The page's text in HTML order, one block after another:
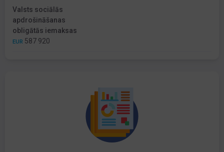
Valsts sociālās
apdrošināšanas
obligātās iemaksas
EUR 587 920